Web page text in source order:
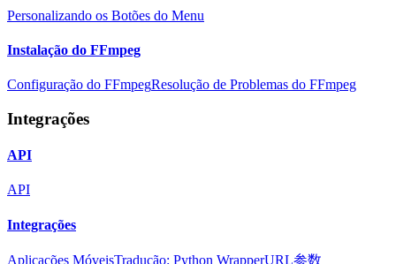
Personalizando os Botões do Menu
Instalação do FFmpeg
Configuração do FFmpegResolução de Problemas do FFmpeg
Integrações
API
API
Integrações
Aplicações MóveisTradução: Python WrapperURL参数